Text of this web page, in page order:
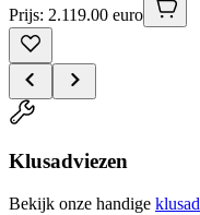
Prijs: 2.119.00 euro
Klusadviezen
Bekijk onze handige